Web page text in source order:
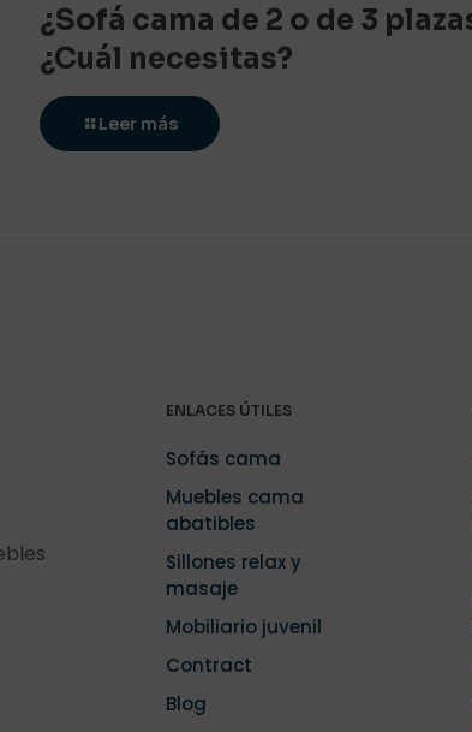
¿Sofá cama de 2 o de 3
¿Cuál necesitas?
Leer más
ENLACES ÚTILES
Sofás cama
Muebles cama
abatibles
Sillones relax y
masaje
Mobiliario juvenil
Contract
Blog